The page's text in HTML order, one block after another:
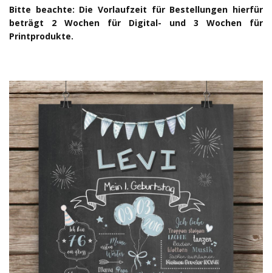
Bitte beachte: Die Vorlaufzeit für Bestellungen hierfür
beträgt 2 Wochen für Digital- und 3 Wochen für
Printprodukte.